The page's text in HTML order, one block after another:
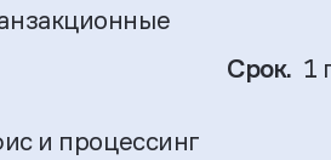
и процессинг
Срок. 1